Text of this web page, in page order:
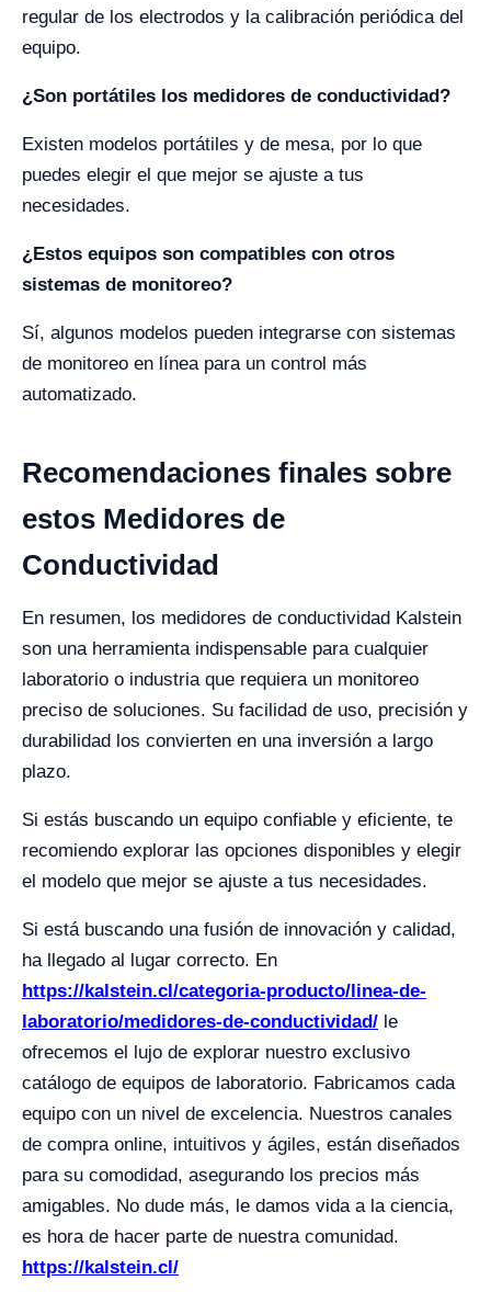
regular de los electrodos y la calibración periódica del
equipo.
¿Son portátiles los medidores de conductividad?
Existen modelos portátiles y de mesa, por lo que
puedes elegir el que mejor se ajuste a tus
necesidades.
¿Estos equipos son compatibles con otros
sistemas de monitoreo?
Sí, algunos modelos pueden integrarse con sistemas
de monitoreo en línea para un control más
automatizado.
Recomendaciones finales sobre
estos Medidores de
Conductividad
En resumen, los medidores de conductividad Kalstein
son una herramienta indispensable para cualquier
laboratorio o industria que requiera un monitoreo
preciso de soluciones. Su facilidad de uso, precisión y
durabilidad los convierten en una inversión a largo
plazo.
Si estás buscando un equipo confiable y eficiente, te
recomiendo explorar las opciones disponibles y elegir
el modelo que mejor se ajuste a tus necesidades.
Si está buscando una fusión de innovación y calidad,
ha llegado al lugar correcto. En
https://kalstein.cl/categoria-producto/linea-de-
laboratorio/medidores-de-conductividad/ le
ofrecemos el lujo de explorar nuestro exclusivo
catálogo de equipos de laboratorio. Fabricamos cada
equipo con un nivel de excelencia. Nuestros canales
de compra online, intuitivos y ágiles, están diseñados
para su comodidad, asegurando los precios más
amigables. No dude más, le damos vida a la ciencia,
es hora de hacer parte de nuestra comunidad.
https://kalstein.cl/